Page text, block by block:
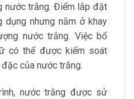
nước trắng. Điểm lắp đặt
nhưng nằm ở khay
nước trắng. Việc bổ
có thể được kiểm soát
của nước trắng.
nước trắng được sử